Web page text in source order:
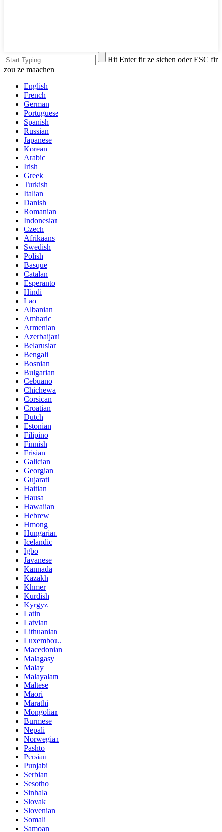
Hit Enter fir ze sichen oder ESC fir
zou ze maachen
English
French
German
Portuguese
Spanish
Russian
Japanese
Korean
Arabic
Irish
Greek
Turkish
Italian
Danish
Romanian
Indonesian
Czech
Afrikaans
Swedish
Polish
Basque
Catalan
Esperanto
Hindi
Lao
Albanian
Amharic
Armenian
Azerbaijani
Belarusian
Bengali
Bosnian
Bulgarian
Cebuano
Chichewa
Corsican
Croatian
Dutch
Estonian
Filipino
Finnish
Frisian
Galician
Georgian
Gujarati
Haitian
Hausa
Hawaiian
Hebrew
Hmong
Hungarian
Icelandic
Igbo
Javanese
Kannada
Kazakh
Khmer
Kurdish
Kyrgyz
Latin
Latvian
Lithuanian
Luxembou..
Macedonian
Malagasy
Malay
Malayalam
Maltese
Maori
Marathi
Mongolian
Burmese
Nepali
Norwegian
Pashto
Persian
Punjabi
Serbian
Sesotho
Sinhala
Slovak
Slovenian
Somali
Samoan